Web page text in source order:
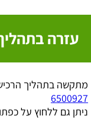
עזרה
מתקשה בתהליך
6500927
ניתן גם ללחוץ על